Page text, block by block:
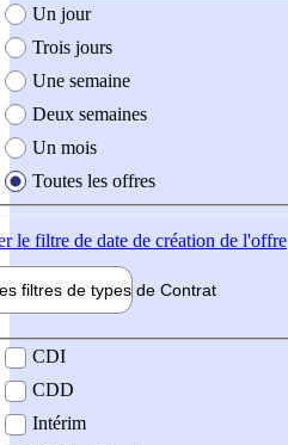
création de l'offre
Un jour
Trois jours
Une semaine
Deux semaines
Un mois
Toutes les offres
le filtre de date de création de l'offre
filtres de types de Contrat
contrat
CDI
CDD
Intérim